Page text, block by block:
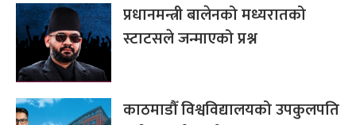
प्रधानमन्त्री बालेनको मध्यरातको
स्टाटसले जन्माएको प्रश्न
काठमाडौँ विश्वविद्यालयको उपकुलपति